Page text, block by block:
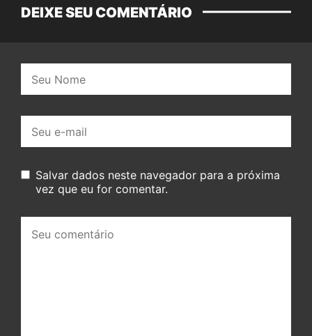
DEIXE SEU COMENTÁRIO
mail:
Salvar dados neste navegador para a próxima
vez que eu for comentar.
comentário: